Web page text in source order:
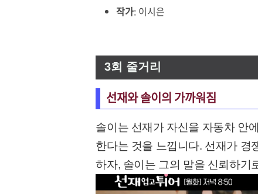
작가: 이시은
3회 줄거리
선재와 솔이의 가까워짐
솔이는 선재가 자신을 자동차 안
한다는 것을 느낍니다. 선재가 경
하자, 솔이는 그의 말을 신뢰하기